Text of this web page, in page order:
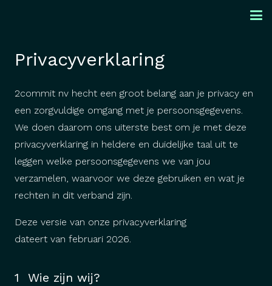
Privacyverklaring
2commit nv hecht een groot belang aan je privacy en
een zorgvuldige omgang met je persoonsgegevens.
We doen daarom ons uiterste best om je met deze
privacyverklaring in heldere en duidelijke taal uit te
leggen welke persoonsgegevens we van jou
verzamelen, waarvoor we deze gebruiken en wat je
rechten in dit verband zijn.
Deze versie van onze privacyverklaring
dateert van februari 2026.
1 Wie zijn wij?